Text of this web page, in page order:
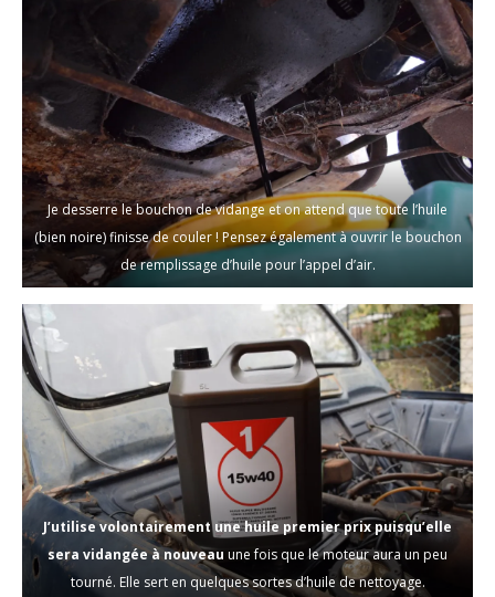
Je desserre le bouchon de vidange et on attend que toute l’huile
(bien noire) finisse de couler ! Pensez également à ouvrir le bouchon
de remplissage d’huile pour l’appel d’air.
J’utilise volontairement une huile premier prix puisqu’elle
sera vidangée à nouveau une fois que le moteur aura un peu
tourné. Elle sert en quelques sortes d’huile de nettoyage.